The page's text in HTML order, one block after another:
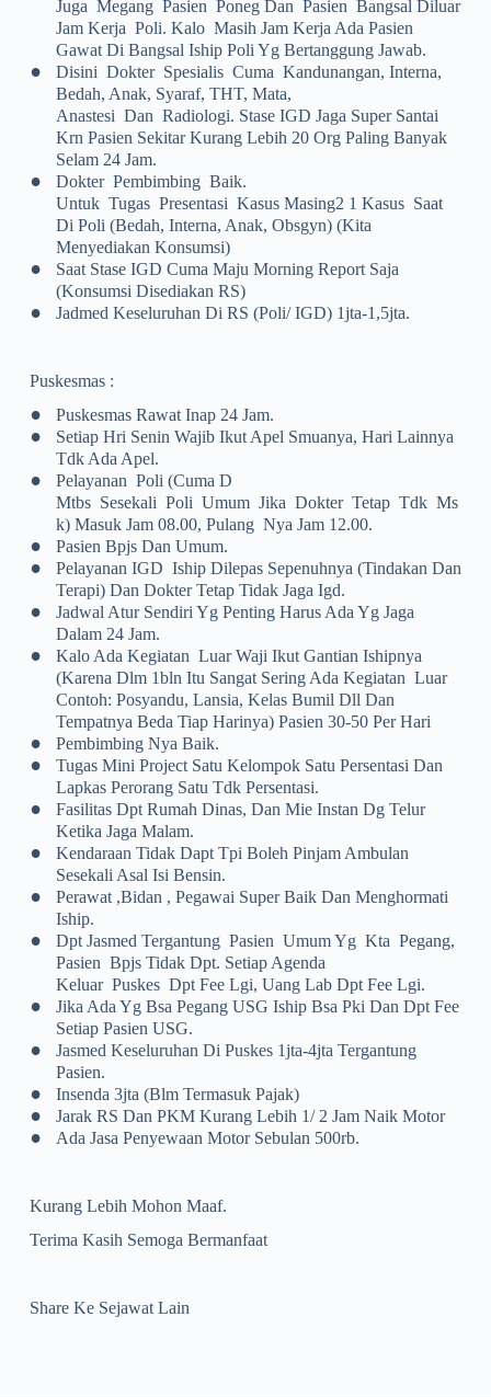
Juga Megang Pasien Poneg Dan Pasien Bangsal Diluar
Jam Kerja Poli. Kalo Masih Jam Kerja Ada Pasien
Gawat Di Bangsal Iship Poli Yg Bertanggung Jawab.
•
Disini Dokter Spesialis Cuma Kandunangan, Interna,
Bedah, Anak, Syaraf, THT, Mata,
Anastesi Dan Radiologi. Stase IGD Jaga Super Santai
Krn Pasien Sekitar Kurang Lebih 20 Org Paling Banyak
Selam 24 Jam.
•
Dokter Pembimbing Baik.
Untuk Tugas Presentasi Kasus Masing2 1 Kasus Saat
Di Poli (bedah, Interna, Anak, Obsgyn) (kita
Menyediakan Konsumsi)
•
Saat Stase IGD Cuma Maju Morning Report Saja
(konsumsi Disediakan RS)
• Jadmed Keseluruhan Di RS (Poli/ IGD) 1jta-1,5jta.
Puskesmas :
• Puskesmas Rawat Inap 24 Jam.
•
Setiap Hri Senin Wajib Ikut Apel Smuanya, Hari Lainnya
Tdk Ada Apel.
•
Pelayanan Poli (cuma D
Mtbs Sesekali Poli Umum Jika Dokter Tetap Tdk Ms
K) Masuk Jam 08.00, Pulang Nya Jam 12.00.
• Pasien Bpjs Dan Umum.
•
Pelayanan IGD Iship Dilepas Sepenuhnya (tindakan Dan
Terapi) Dan Dokter Tetap Tidak Jaga Igd.
•
Jadwal Atur Sendiri Yg Penting Harus Ada Yg Jaga
Dalam 24 Jam.
•
Kalo Ada Kegiatan Luar Waji Ikut Gantian Ishipnya
(karena Dlm 1bln Itu Sangat Sering Ada Kegiatan Luar
Contoh: Posyandu, Lansia, Kelas Bumil Dll Dan
Tempatnya Beda Tiap Harinya) Pasien 30-50 Per Hari
• Pembimbing Nya Baik.
•
Tugas Mini Project Satu Kelompok Satu Persentasi Dan
Lapkas Perorang Satu Tdk Persentasi.
•
Fasilitas Dpt Rumah Dinas, Dan Mie Instan Dg Telur
Ketika Jaga Malam.
•
Kendaraan Tidak Dapt Tpi Boleh Pinjam Ambulan
Sesekali Asal Isi Bensin.
•
Perawat ,bidan , Pegawai Super Baik Dan Menghormati
Iship.
•
Dpt Jasmed Tergantung Pasien Umum Yg Kta Pegang,
Pasien Bpjs Tidak Dpt. Setiap Agenda
Keluar Puskes Dpt Fee Lgi, Uang Lab Dpt Fee Lgi.
•
Jika Ada Yg Bsa Pegang USG Iship Bsa Pki Dan Dpt Fee
Setiap Pasien USG.
•
Jasmed Keseluruhan Di Puskes 1jta-4jta Tergantung
Pasien.
• Insenda 3jta (blm Termasuk Pajak)
• Jarak RS Dan PKM Kurang Lebih 1/ 2 Jam Naik Motor
• Ada Jasa Penyewaan Motor Sebulan 500rb.
Kurang Lebih Mohon Maaf.
Terima Kasih Semoga Bermanfaat
Share Ke Sejawat Lain